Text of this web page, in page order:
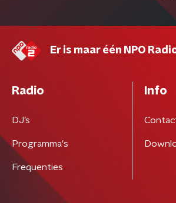
Er is maar één NPO
Radio
DJ’s
Programma's
Frequenties
Info